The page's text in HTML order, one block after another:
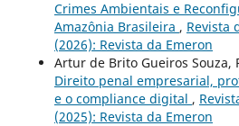
Crimes Ambientais e
Amazônia Brasileira , Revista
(2026): Revista da Emeron
Artur de Brito Gueiros Souza,
Direito penal empresarial,
e o compliance digital ,
(2025): Revista da Emeron